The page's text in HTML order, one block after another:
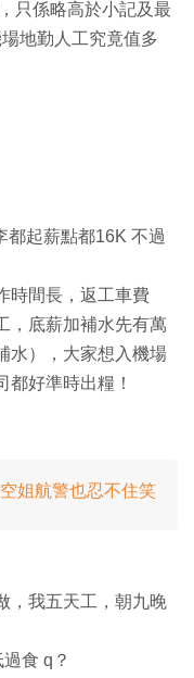
只係略高於小記及最
地勤人工究竟值多
都起薪點都16K 不過
時間長，返工車費
，底薪加補水先有萬
水），大家想入機場
都好準時出糧！
姐航警也忍不住笑
，我五天工，朝九晚
食 q？